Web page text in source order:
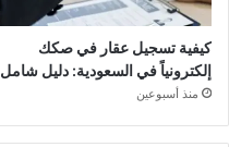
كيفية تسجيل عقار في صكك
إلكترونياً في السعودية: دليل شامل
منذ أسبوعين